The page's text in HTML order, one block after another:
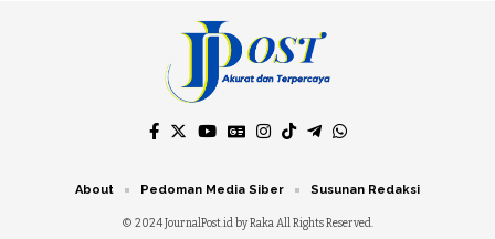
© 2024 JournalPost.id by Raka All Rights Reserved.
About Pedoman Media Siber Susunan Redaksi